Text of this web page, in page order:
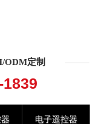
ODM定制
1839
电子遥控器